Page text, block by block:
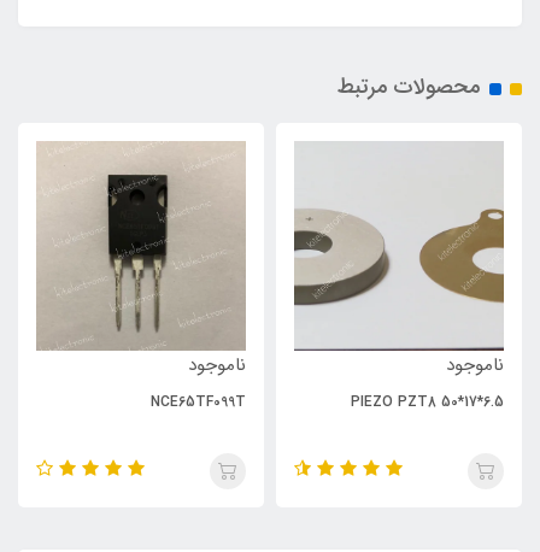
محصولات مرتبط
ناموجود
PIEZO PZT8 50*17*6.5
ناموجود
NCE65TF099T